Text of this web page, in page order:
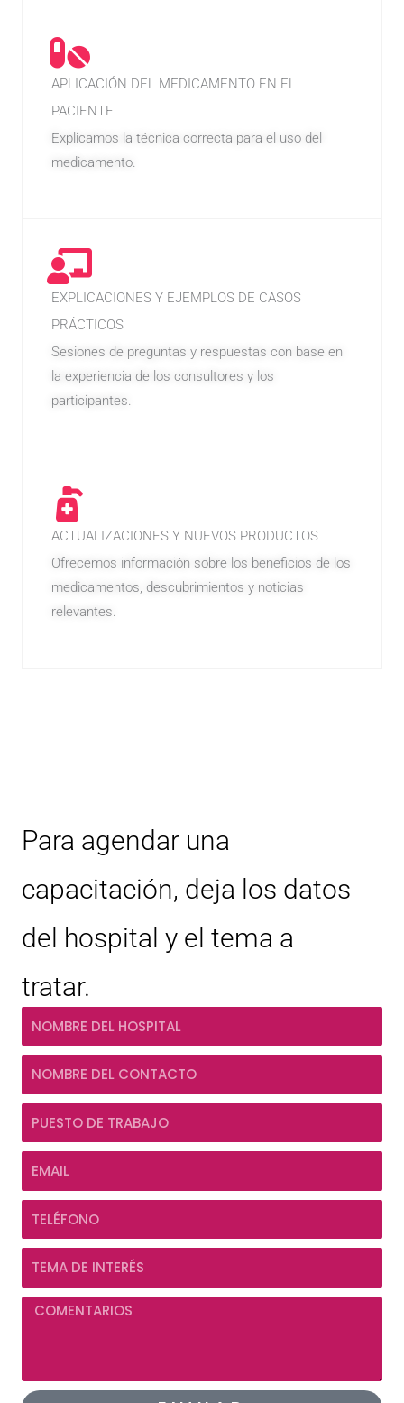
APLICACIÓN DEL MEDICAMENTO EN EL
PACIENTE
Explicamos la técnica correcta para el uso del
medicamento.
EXPLICACIONES Y EJEMPLOS DE CASOS
PRÁCTICOS
Sesiones de preguntas y respuestas con base en
la experiencia de los consultores y los
participantes.
ACTUALIZACIONES Y NUEVOS PRODUCTOS
Ofrecemos información sobre los beneficios de los
medicamentos, descubrimientos y noticias
relevantes.
Para agendar una
capacitación, deja los datos
del hospital y el tema a
tratar.